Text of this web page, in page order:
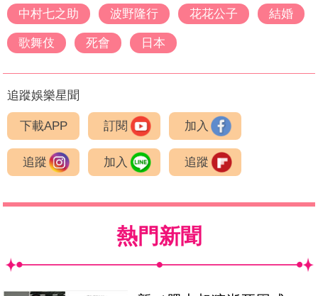
中村七之助
波野隆行 花花公子 結婚
歌舞伎 死會 日本
追蹤娛樂星聞
下載APP 訂閱 加入
追蹤 加入 追蹤
熱門新聞